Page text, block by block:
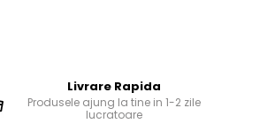
Livrare Rapida
Produsele ajung la tine in 1-2 zile
lucratoare